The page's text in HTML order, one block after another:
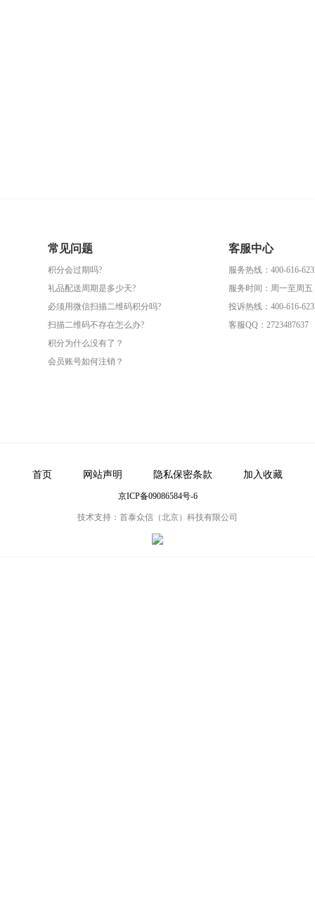
常见问题
积分会过期吗?
礼品配送周期是多少天?
必须用微信扫描二维码积分吗?
扫描二维码不存在怎么办?
积分为什么没有了？
会员账号如何注销？
客服中心
服务热线：400-616-
服务时间：周一至周五
投诉热线：400-616-
客服QQ：2723487637
首页 网站声明 隐私保密条款 加入收藏
京ICP备09086584号-6
技术支持：首泰众信（北京）科技有限公司